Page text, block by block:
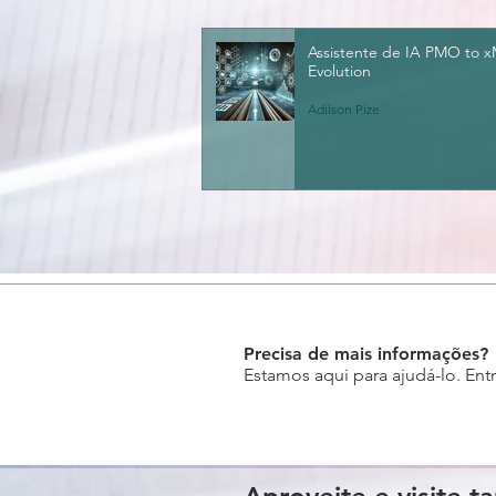
Assistente de IA PMO to
Evolution
Adilson Pize
Precisa de mais informações?
Estamos aqui para ajudá-lo.